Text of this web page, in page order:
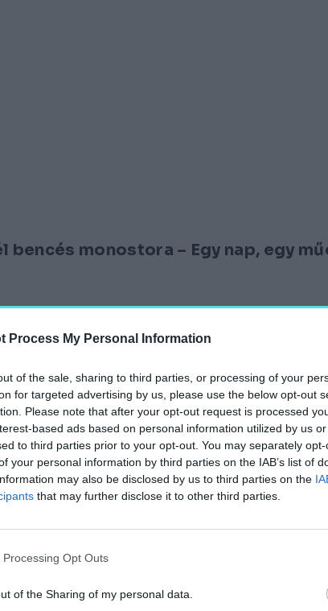
Process My Personal Information
of the sale, sharing to third parties, or processing of your
for targeted advertising by us, please use the below opt-out
Please note that after your opt-out request is processed
based ads based on personal information utilized by us
to third parties prior to your opt-out. You may separately
your personal information by third parties on the IAB’s list of
may also be disclosed by us to third parties on the
that may further disclose it to other third parties.
Opt Outs
of the Sharing of my personal data.
monostora – Egy nap, egy
műemlék!
öröksége – Egy nap, egy műemlék!